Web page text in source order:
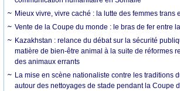
Mieux vivre, vivre caché : la lutte des femmes trans
Vente de la Coupe du monde : le bras de fer entre la
Kazakhstan : relance du débat sur la sécurité
matière de bien-être animal à la suite de réformes
des animaux errants
La mise en scène nationaliste contre les traditions
autour des nettoyages de stade pendant la Coupe